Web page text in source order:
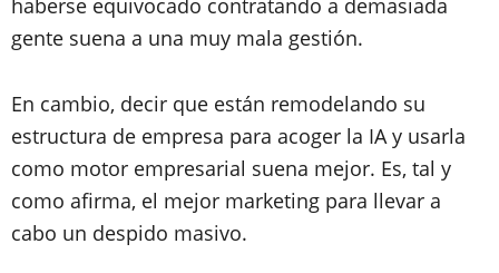
haberse equivocado contratando a demasiada
gente suena a una muy mala gestión.
En cambio, decir que están remodelando su
estructura de empresa para acoger la IA y usarla
como motor empresarial suena mejor. Es, tal y
como afirma, el mejor marketing para llevar a
cabo un despido masivo.